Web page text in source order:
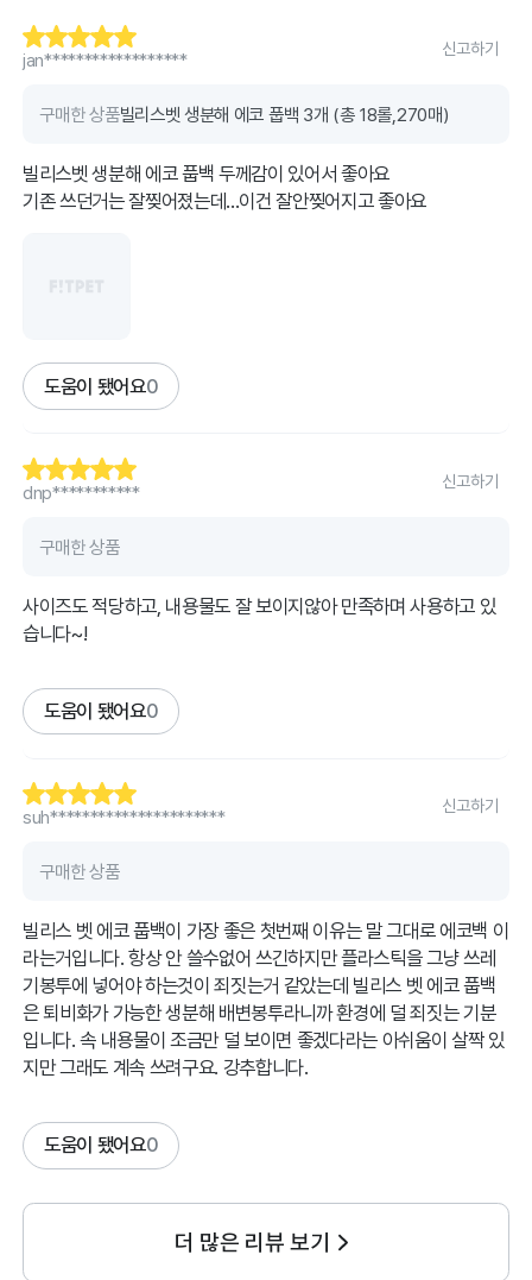
jan******************
신고하기
구매한 상품빌리스벳 생분해 에코 풉백 3개 (총 18롤,270매)
빌리스벳 생분해 에코 풉백 두께감이 있어서 좋아요
기존 쓰던거는 잘찢어졌는데...이건 잘안찢어지고 좋아요
도움이 됐어요0
dnp***********
신고하기
구매한 상품
사이즈도 적당하고, 내용물도 잘 보이지않아 만족하며 사용하고 있
습니다~!
도움이 됐어요0
suh**********************
신고하기
구매한 상품
빌리스 벳 에코 풉백이 가장 좋은 첫번째 이유는 말 그대로 에코백 이
라는거입니다. 항상 안 쓸수없어 쓰긴하지만 플라스틱을 그냥 쓰레
기봉투에 넣어야 하는것이 죄짓는거 같았는데 빌리스 벳 에코 풉백
은 퇴비화가 가능한 생분해 배변봉투라니까 환경에 덜 죄짓는 기분
입니다. 속 내용물이 조금만 덜 보이면 좋겠다라는 아쉬움이 살짝 있
지만 그래도 계속 쓰려구요. 강추합니다.
도움이 됐어요0
더 많은 리뷰 보기